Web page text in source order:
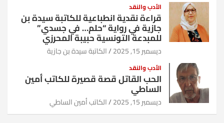
الأدب والنقد
قراءة نقدية انطباعية للكاتبة سيدة بن
جازية في رواية “حلم… في جسدي”
للمبدعة التونسية حبيبة المحرزي
ديسمبر 15, 2025 الكاتبة سيدة بن جازية
الأدب والنقد
الحب القاتل قصة قصيرة للكاتب أمين
الساطي
ديسمبر 15, 2025 الكاتب أمين الساطي